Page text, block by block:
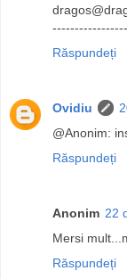
Răspundeți
Ovidiu
@Anonim:
Răspundeți
Anonim 22
Mersi
Răspundeți